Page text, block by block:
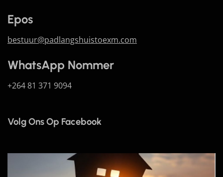
Epos
bestuur@padlangshuistoexm.com
WhatsApp Nommer
+264 81 371 9094
Volg Ons Op Facebook